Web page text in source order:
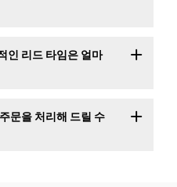
인 리드 타임은 얼마
문을 처리해 드릴 수